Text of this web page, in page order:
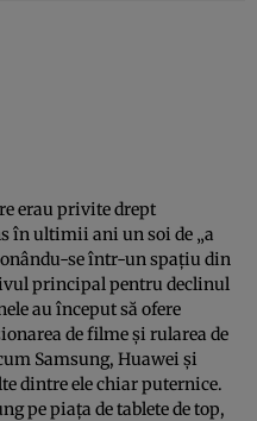
erau privite drept
în ultimii ani un soi de „a
se într-un spaţiu din
principal pentru declinul
au început să ofere
de filme şi rularea de
Samsung, Huawei şi
dintre ele chiar puternice.
pe piaţa de tablete de top,